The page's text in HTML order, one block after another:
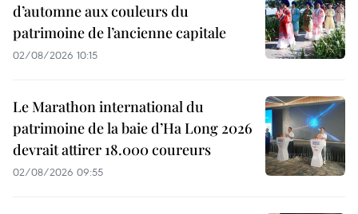
d’automne aux couleurs du
patrimoine de l’ancienne capitale
02/08/2026 10:15
Le Marathon international du
patrimoine de la baie d’Ha Long 2026
devrait attirer 18.000 coureurs
02/08/2026 09:55